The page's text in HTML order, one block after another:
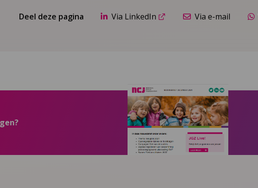
Deel deze pagina Via LinkedIn Via e-mail